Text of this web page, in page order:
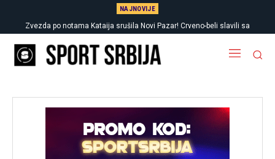
NAJNOVIJE
Zvezda po notama Kataija srušila Novi Pazar! Crveno-beli slavili sa
igračem manje i napravili dobru uvertiru za meč sezone
Oglasio se Vildoza: Argentinac otvorio dušu po dolasku u Partizan